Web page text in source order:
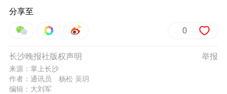
分享至
0
举报
长沙晚报社版权声明
来源：掌上长沙
作者：通讯员 杨松 吴玥
编辑：大刘军